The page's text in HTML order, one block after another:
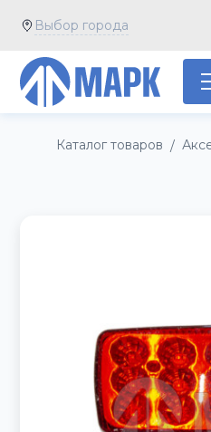
Выбор города
Каталог товаров /